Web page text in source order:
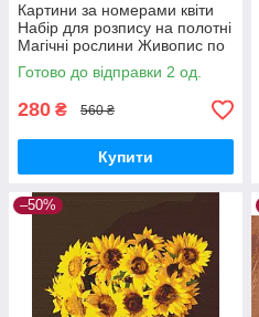
Картини за номерами квіти
Набір для розпису на полотні
Магічні рослини Живопис по
номерам 40x50 Strateg із
золотою фарбою GS1455
Готово до відправки 2 од.
280 ₴ 560 ₴
Купити
–50%